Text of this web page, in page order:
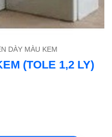
DÀY MÀU KEM
(TOLE 1,2 LY)